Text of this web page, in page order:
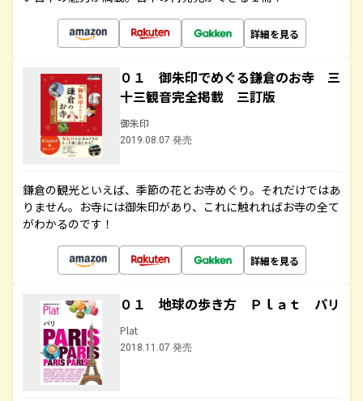
詳細を見る
０１ 御朱印でめぐる鎌倉のお寺 三
十三観音完全掲載 三訂版
御朱印
2019.08.07 発売
鎌倉の観光といえば、季節の花とお寺めぐり。それだけではあ
りません。お寺には御朱印があり、これに触れればお寺の全て
がわかるのです！
詳細を見る
０１ 地球の歩き方 Ｐｌａｔ パリ
Plat
2018.11.07 発売